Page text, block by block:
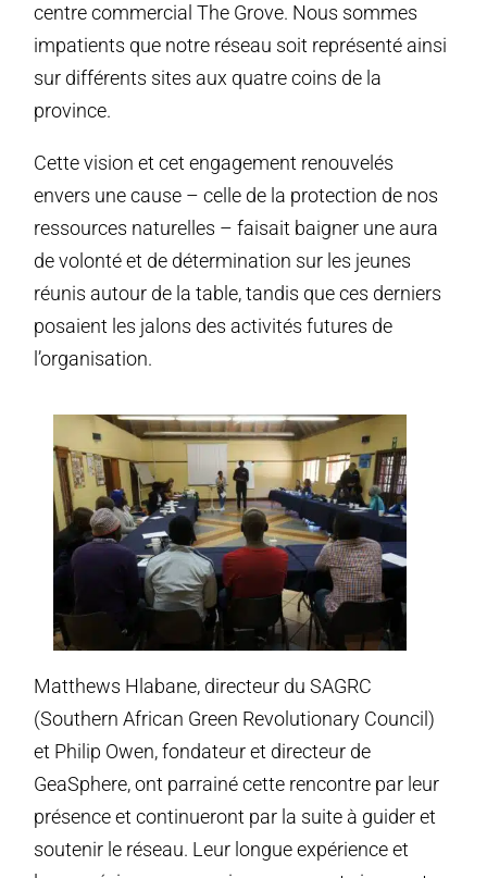
centre commercial The Grove. Nous sommes
impatients que notre réseau soit représenté ainsi
sur différents sites aux quatre coins de la
province.
Cette vision et cet engagement renouvelés
envers une cause – celle de la protection de nos
ressources naturelles – faisait baigner une aura
de volonté et de détermination sur les jeunes
réunis autour de la table, tandis que ces derniers
posaient les jalons des activités futures de
l’organisation.
Matthews Hlabane, directeur du SAGRC
(Southern African Green Revolutionary Council)
et Philip Owen, fondateur et directeur de
GeaSphere, ont parrainé cette rencontre par leur
présence et continueront par la suite à guider et
soutenir le réseau. Leur longue expérience et